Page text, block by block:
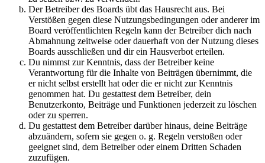
Der Betreiber des Boards übt das Hausrecht aus. Bei
Verstößen gegen diese Nutzungsbedingungen oder anderer im
Board veröffentlichten Regeln kann der Betreiber dich nach
Abmahnung zeitweise oder dauerhaft von der Nutzung dieses
Boards ausschließen und dir ein Hausverbot erteilen.
Du nimmst zur Kenntnis, dass der Betreiber keine
Verantwortung für die Inhalte von Beiträgen übernimmt, die
er nicht selbst erstellt hat oder die er nicht zur Kenntnis
genommen hat. Du gestattest dem Betreiber, dein
Benutzerkonto, Beiträge und Funktionen jederzeit zu löschen
oder zu sperren.
Du gestattest dem Betreiber darüber hinaus, deine Beiträge
abzuändern, sofern sie gegen o. g. Regeln verstoßen oder
geeignet sind, dem Betreiber oder einem Dritten Schaden
zuzufügen.